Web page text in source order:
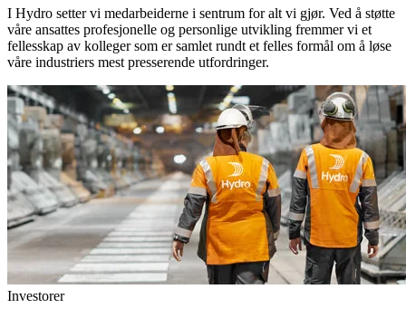
I Hydro setter vi medarbeiderne i sentrum for alt vi gjør. Ved å støtte
våre ansattes profesjonelle og personlige utvikling fremmer vi et
fellesskap av kolleger som er samlet rundt et felles formål om å løse
våre industriers mest presserende utfordringer.
Investorer